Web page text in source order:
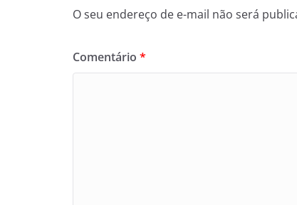
O seu endereço de e-mail não será
Comentário *